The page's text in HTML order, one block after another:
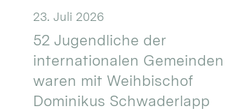
23. Juli 2026
52 Jugendliche der
internationalen Gemeinden
waren mit Weihbischof
Dominikus Schwaderlapp